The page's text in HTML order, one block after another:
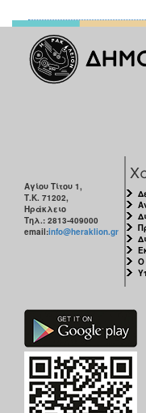
Αγίου Τίτου 1,
Τ.Κ. 71202,
Ηράκλειο
Τηλ.: 2813-409000
email:info@heraklion.gr
Ο